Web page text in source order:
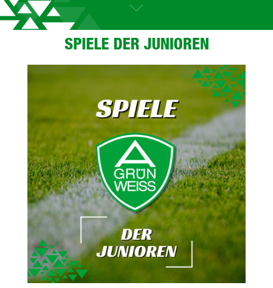
SPIELE DER JUNIOREN